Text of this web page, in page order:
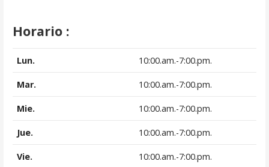
Horario :
Lun. 10:00.am.-7:00.pm.
Mar. 10:00.am.-7:00.pm.
Mie. 10:00.am.-7:00.pm.
Jue. 10:00.am.-7:00.pm.
Vie. 10:00.am.-7:00.pm.